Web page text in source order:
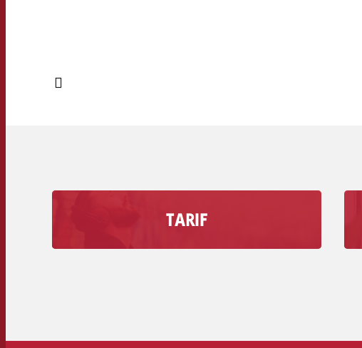
TARIF
Erfahre wie viel eine Werbesekunde auf deinem
Radiosender kostet inklusive dem